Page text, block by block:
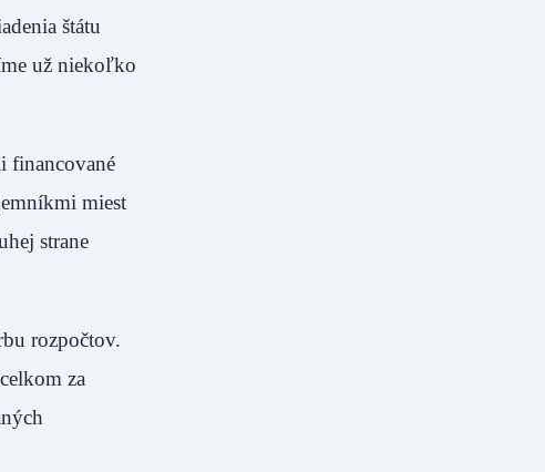
štátu
už niekoľko
financované
miest
strane
rozpočtov.
za